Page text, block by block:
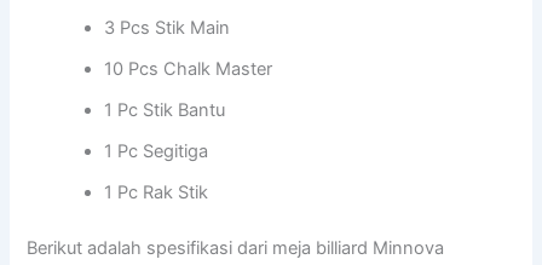
3 Pcs Stik Main
10 Pcs Chalk Master
1 Pc Stik Bantu
1 Pc Segitiga
1 Pc Rak Stik
Berikut adalah spesifikasi dari meja billiard Minnova